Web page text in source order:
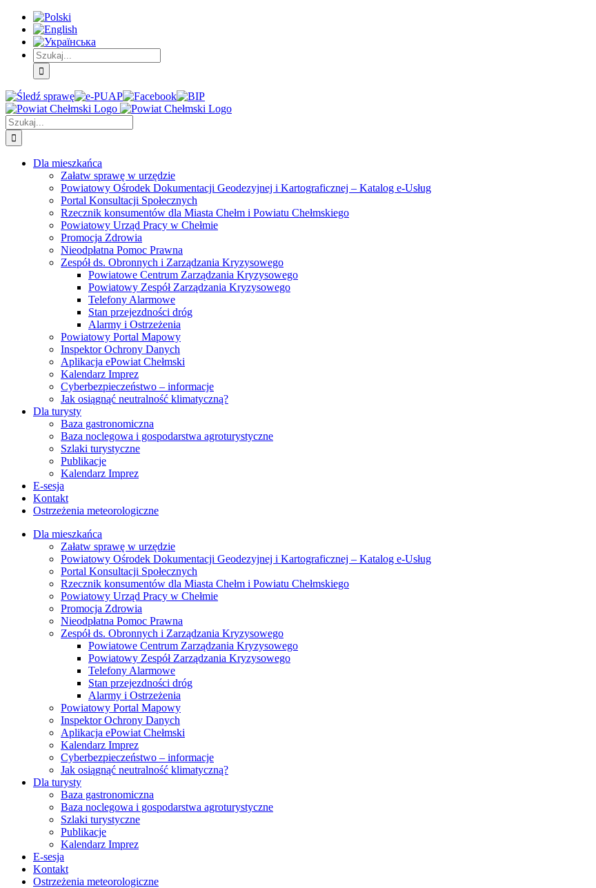
Skip
Treść
główna
Skip
Menu
główne
Skip
Menu
dodatkowe
Szukaj
Śledź
sprawę
E-
PUAP
Facebook BIP Instagram
Szukaj
Dla mieszkańca
Załatw sprawę w urzędzie
Powiatowy Ośrodek Dokumentacji Geodezyjnej i Kartograficznej – Katalog e-Usług
Portal Konsultacji Społecznych
Rzecznik konsumentów dla Miasta Chełm i Powiatu Chełmskiego
Powiatowy Urząd Pracy w Chełmie
Promocja Zdrowia
Nieodpłatna Pomoc Prawna
Zespół ds. Obronnych i Zarządzania Kryzysowego
Powiatowe Centrum Zarządzania Kryzysowego
Powiatowy Zespół Zarządzania Kryzysowego
Telefony Alarmowe
Stan przejezdności dróg
Alarmy i Ostrzeżenia
Powiatowy Portal Mapowy
Inspektor Ochrony Danych
Aplikacja ePowiat Chełmski
Kalendarz Imprez
Cyberbezpieczeństwo – informacje
Jak osiągnąć neutralność klimatyczną?
Dla turysty
Baza gastronomiczna
Baza noclegowa i gospodarstwa agroturystyczne
Szlaki turystyczne
Publikacje
Kalendarz Imprez
E-sesja
Kontakt
Ostrzeżenia meteorologiczne
Dla mieszkańca
Załatw sprawę w urzędzie
Powiatowy Ośrodek Dokumentacji Geodezyjnej i Kartograficznej – Katalog e-Usług
Portal Konsultacji Społecznych
Rzecznik konsumentów dla Miasta Chełm i Powiatu Chełmskiego
Powiatowy Urząd Pracy w Chełmie
Promocja Zdrowia
Nieodpłatna Pomoc Prawna
Zespół ds. Obronnych i Zarządzania Kryzysowego
Powiatowe Centrum Zarządzania Kryzysowego
Powiatowy Zespół Zarządzania Kryzysowego
Telefony Alarmowe
Stan przejezdności dróg
Alarmy i Ostrzeżenia
Powiatowy Portal Mapowy
Inspektor Ochrony Danych
Aplikacja ePowiat Chełmski
Kalendarz Imprez
Cyberbezpieczeństwo – informacje
Jak osiągnąć neutralność klimatyczną?
Dla turysty
Baza gastronomiczna
Baza noclegowa i gospodarstwa agroturystyczne
Szlaki turystyczne
Publikacje
Kalendarz Imprez
E-sesja
Kontakt
Ostrzeżenia meteorologiczne